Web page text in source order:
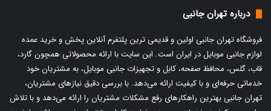
درباره تهران جانبی
فروشگاه تهران جانبی اولین و قدیمی ترین پلتفرم آنلاین پخش و خرید عمده
لوازم جانبی موبایلدر ایران است. این سایت با ارائه محصولاتی همچون گارد،
قاب، گلس، محافظ صفحه، کابل و تجهیزات جانبی موبایل، به مشتریان خود
خدماتی حرفه‌ای و با کیفیت ارائه می‌دهد. با بررسی دقیق نیازهای مشتریان،
تهران جانبی بهترین راهکارهای رفع مشکلات مشتریان را ارائه می‌دهد و با تلاش